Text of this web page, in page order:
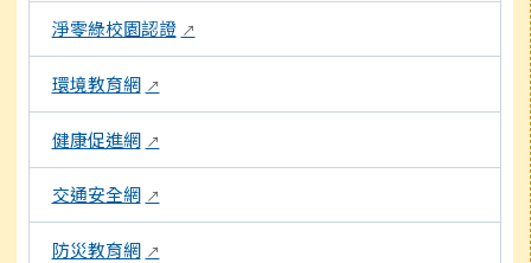
淨零綠校園認證 ↗
環境教育網 ↗
健康促進網 ↗
交通安全網 ↗
防災教育網 ↗